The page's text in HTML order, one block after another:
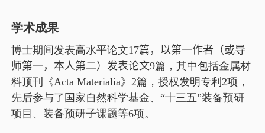
学术成果
博士期间发表高水平论文17篇，以第一作者（或导
师第一，本人第二）发表论文9篇，其中包括金属材
料顶刊《Acta Materialia》 2篇，授权发明专利 2项，
先后参与了国家自然科学基金、“十三五”装备预研
项目、装备预研子课题等6项。